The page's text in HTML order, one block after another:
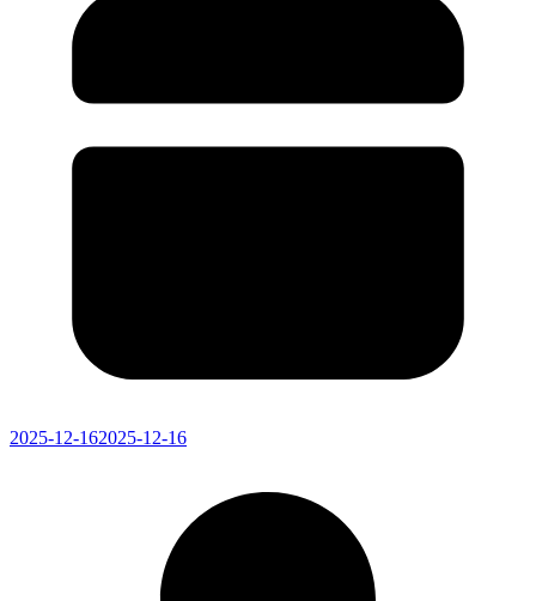
2025-12-162025-12-16